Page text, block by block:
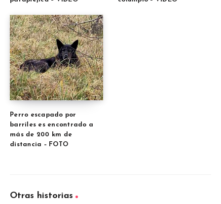
Perro escapado por
barriles es encontrado a
más de 200 km de
distancia – FOTO
Otras historias